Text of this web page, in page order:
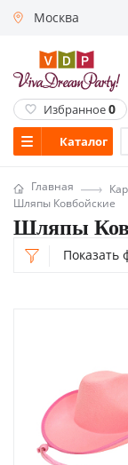
Москва
Каталог
Избранное0
Главная
Шляпы Ковбойские
Шляпы
Показать